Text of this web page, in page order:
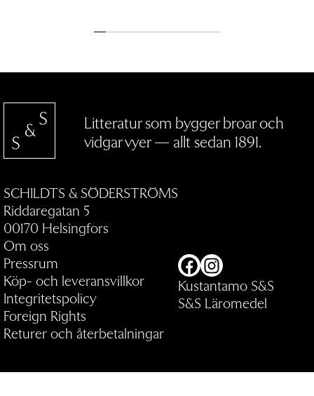
Litteratur som bygger broar och
vidgar vyer — allt sedan 1891.
SCHILDTS & SÖDERSTRÖMS
Riddaregatan 5
00170 Helsingfors
Om oss
Pressrum
Köp- och leveransvillkor
Integritetspolicy
Foreign Rights
Returer och återbetalningar
Facebook
Instagram
Kustantamo S&S
S&S Läromedel